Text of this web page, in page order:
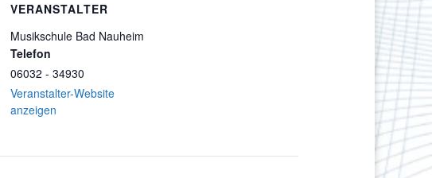
VERANSTALTER
Musikschule Bad Nauheim
Telefon
06032 - 34930
Veranstalter-Website
anzeigen